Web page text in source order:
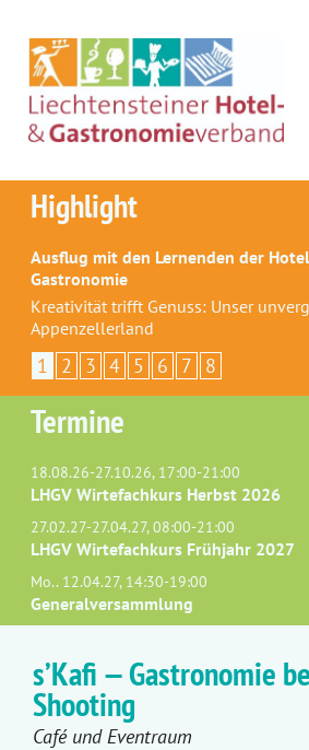
Highlight
Ausflug mit den Lernenden der
Gastronomie
Kreativität trifft Genuss: Unser
Appenzellerland
1 2 3 4 5 6 7 8
Termine
18.08.26-27.10.26, 17:00-21:00
LHGV Wirtefachkurs Herbst 2026
27.02.27-27.04.27, 08:00-21:00
LHGV Wirtefachkurs Frühjahr 2027
Mo.. 12.04.27, 14:30-19:00
Generalversammlung
s’Kafi — Gastronomie
Shooting
Café und Eventraum